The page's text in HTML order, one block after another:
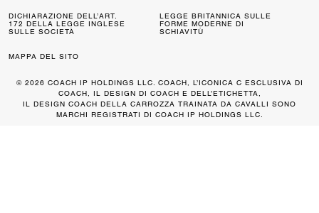
DICHIARAZIONE DELL’ART.
172 DELLA LEGGE INGLESE
SULLE SOCIETÀ
LEGGE BRITANNICA SULLE
FORME MODERNE DI
SCHIAVITÙ
MAPPA DEL SITO
© 2026 COACH IP HOLDINGS LLC. COACH, L’ICONICA C ESCLUSIVA DI
COACH, IL DESIGN DI COACH E DELL’ETICHETTA,
IL DESIGN COACH DELLA CARROZZA TRAINATA DA CAVALLI SONO
MARCHI REGISTRATI DI COACH IP HOLDINGS LLC.